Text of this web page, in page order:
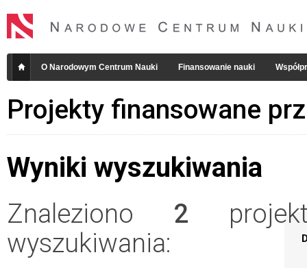
O Narodowym Centrum Nauki Finansowanie nauki
Projekty finansowane
Wyniki wyszukiwania
Znaleziono 2
wyszukiwania: